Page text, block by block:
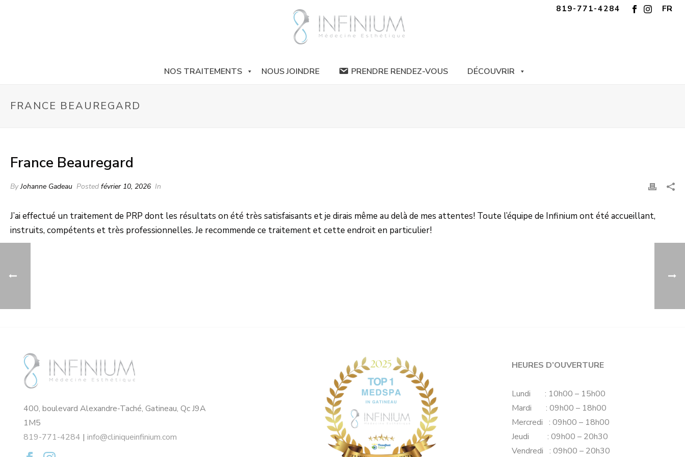
FR
819-771-4284
NOS TRAITEMENTS NOUS JOINDRE PRENDRE RENDEZ-VOUS DÉCOUVRIR
FRANCE BEAUREGARD
France Beauregard
ByJohanne Gadeau Posted février 10, 2026 In
J’ai effectué un traitement de PRP dont les résultats on été très satisfaisants et je dirais même au delà de mes attentes! Toute l’équipe de Infinium ont été accueillant,
instruits, compétents et très professionnelles. Je recommende ce traitement et cette endroit en particulier!
400, boulevard Alexandre-Taché, Gatineau, Qc J9A
1M5
819-771-4284 |info@cliniqueinfinium.com
HEURES D’OUVERTURE
Lundi : 10h00 – 15h00
Mardi : 09h00 – 18h00
Mercredi : 09h00 – 18h00
Jeudi : 09h00 – 20h30
Vendredi : 09h00 – 20h30